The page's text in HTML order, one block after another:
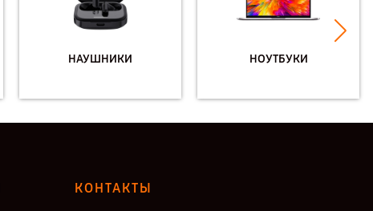
НАУШНИКИ НОУТБУКИ
КОНТАКТЫ